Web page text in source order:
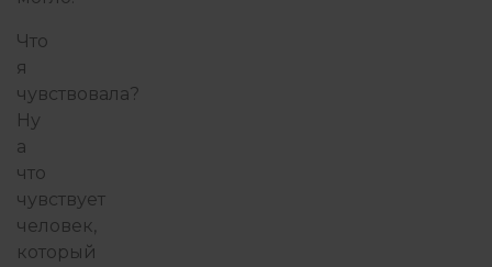
Что
я
чувствовала?
Ну
а
что
чувствует
человек,
который